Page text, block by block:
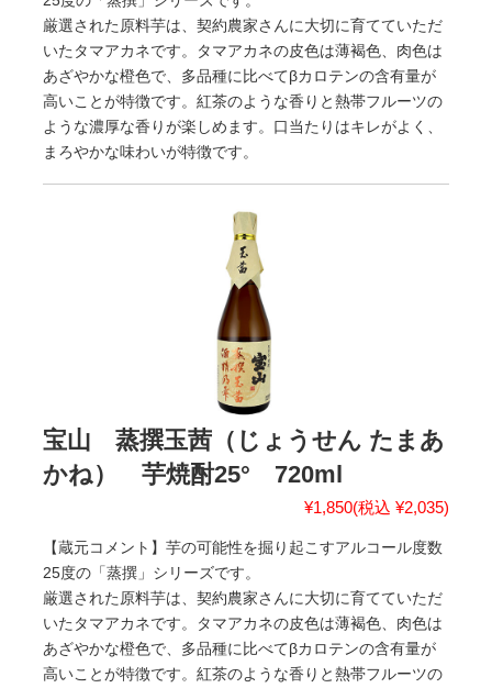
厳選された原料芋は、契約農家さんに大切に育てていただ
いたタマアカネです。タマアカネの皮色は薄褐色、肉色は
あざやかな橙色で、多品種に比べてβカロテンの含有量が
高いことが特徴です。紅茶のような香りと熱帯フルーツの
ような濃厚な香りが楽しめます。口当たりはキレがよく、
まろやかな味わいが特徴です。
宝山 蒸撰玉茜（じょうせん たまあ
かね） 芋焼酎25° 720ml
¥1,850(税込 ¥2,035)
【蔵元コメント】芋の可能性を掘り起こすアルコール度数
25度の「蒸撰」シリーズです。
厳選された原料芋は、契約農家さんに大切に育てていただ
いたタマアカネです。タマアカネの皮色は薄褐色、肉色は
あざやかな橙色で、多品種に比べてβカロテンの含有量が
高いことが特徴です。紅茶のような香りと熱帯フルーツの